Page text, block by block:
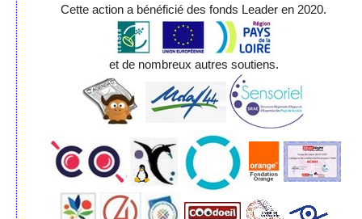
Cette action a bénéficié des fonds Leader en 2020.
et de nombreux autres soutiens.